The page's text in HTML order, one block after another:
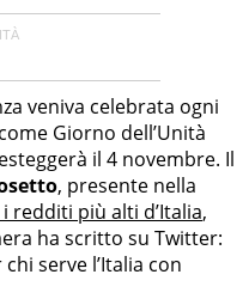
veniva celebrata ogni
Giorno dell’Unità
il 4 novembre. Il
, presente nella
redditi più alti d’Italia,
ha scritto su Twitter:
serve l’Italia con